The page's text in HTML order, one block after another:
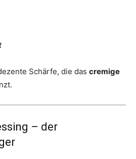
Schärfe, die das cremige
– der